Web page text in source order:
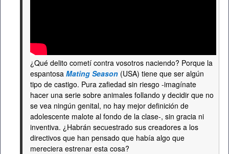
¿Qué delito cometí contra vosotros naciendo? Porque la
espantosa Mating Season (USA) tiene que ser algún
tipo de castigo. Pura zafiedad sin riesgo -imagínate
hacer una serie sobre animales follando y decidir que no
se vea ningún genital, no hay mejor definición de
adolescente malote al fondo de la clase-, sin gracia ni
inventiva. ¿Habrán secuestrado sus creadores a los
directivos que han pensado que había algo que
mereciera estrenar esta cosa?